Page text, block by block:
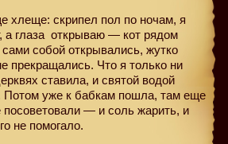
хлеще: скрипел пол по ночам, я
а глаза открываю — кот рядом
собой открывались, жутко
прекращались. Что я только ни
ставила, и святой водой
Потом уже к бабкам пошла, там еще
посоветовали — и соль жарить, и
не помогало.